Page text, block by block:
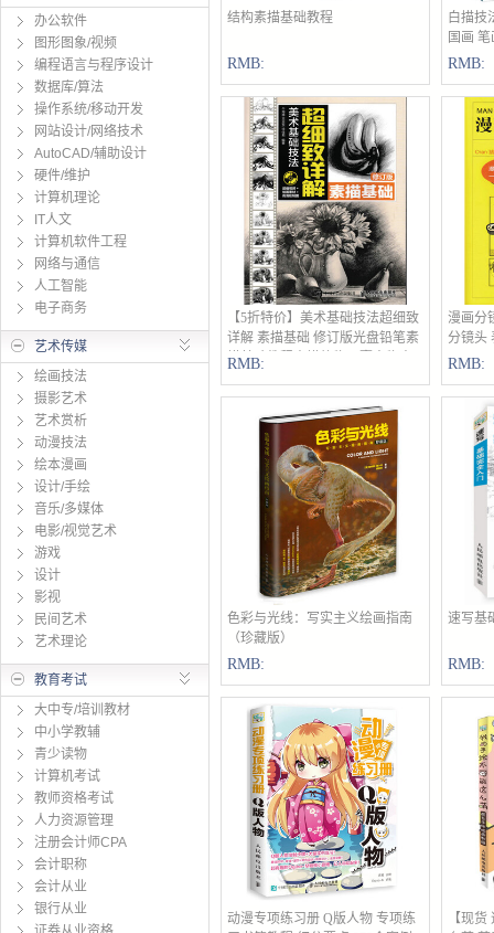
办公软件
图形图象/视频
编程语言与程序设计
数据库/算法
操作系统/移动开发
网站设计/网络技术
AutoCAD/辅助设计
硬件/维护
计算机理论
IT人文
计算机软件工程
网络与通信
人工智能
电子商务
艺术传媒
绘画技法
摄影艺术
艺术赏析
动漫技法
绘本漫画
设计/手绘
音乐/多媒体
电影/视觉艺术
游戏
设计
影视
民间艺术
艺术理论
教育考试
大中专/培训教材
中小学教辅
青少读物
计算机考试
教师资格考试
人力资源管理
注册会计师CPA
会计职称
会计从业
银行从业
立即购买
结构素描基础教程
RMB:
白描技
国画
RMB:
立即购买
【5折特价】美术基础技法超细致
详解 素描基础 修订版光盘铅笔素
描基础教程素描静物石膏人物素
RMB:
漫画分
分镜头
RMB:
立即购买
色彩与光线：写实主义绘画指南
（珍藏版）
RMB:
速写基
RMB:
立即购买
动漫专项练习册 Q版人物 专项练
【现